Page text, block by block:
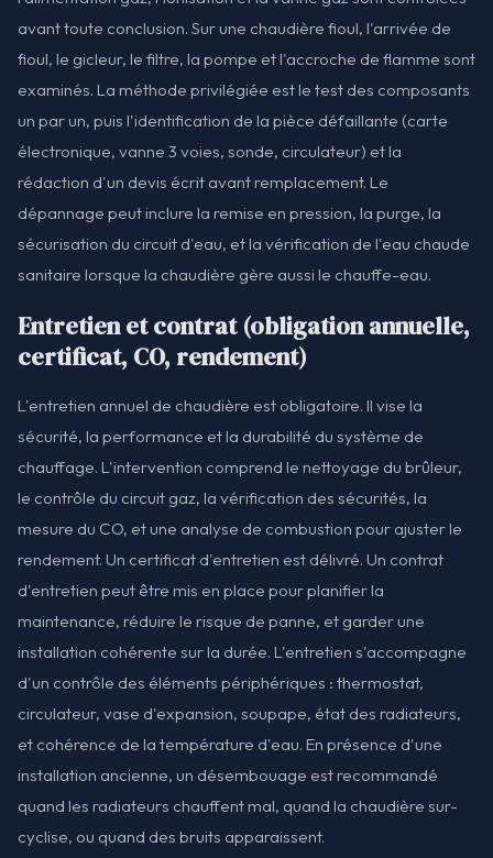
avant toute conclusion. Sur une chaudière fioul, l'arrivée de
fioul, le gicleur, le filtre, la pompe et l'accroche de flamme sont
examinés. La méthode privilégiée est le test des composants
un par un, puis l'identification de la pièce défaillante (carte
électronique, vanne 3 voies, sonde, circulateur) et la
rédaction d'un devis écrit avant remplacement. Le
dépannage peut inclure la remise en pression, la purge, la
sécurisation du circuit d'eau, et la vérification de l'eau chaude
sanitaire lorsque la chaudière gère aussi le chauffe-eau.
Entretien et contrat (obligation annuelle,
certificat, CO, rendement)
L'entretien annuel de chaudière est obligatoire. Il vise la
sécurité, la performance et la durabilité du système de
chauffage. L'intervention comprend le nettoyage du brûleur,
le contrôle du circuit gaz, la vérification des sécurités, la
mesure du CO, et une analyse de combustion pour ajuster le
rendement. Un certificat d'entretien est délivré. Un contrat
d'entretien peut être mis en place pour planifier la
maintenance, réduire le risque de panne, et garder une
installation cohérente sur la durée. L'entretien s'accompagne
d'un contrôle des éléments périphériques : thermostat,
circulateur, vase d'expansion, soupape, état des radiateurs,
et cohérence de la température d'eau. En présence d'une
installation ancienne, un désembouage est recommandé
quand les radiateurs chauffent mal, quand la chaudière sur-
cyclise, ou quand des bruits apparaissent.